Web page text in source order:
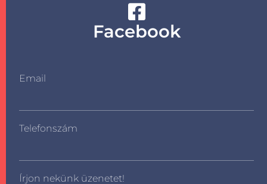
Facebook
Email
Telefonszám
Írjon nekünk üzenetet!